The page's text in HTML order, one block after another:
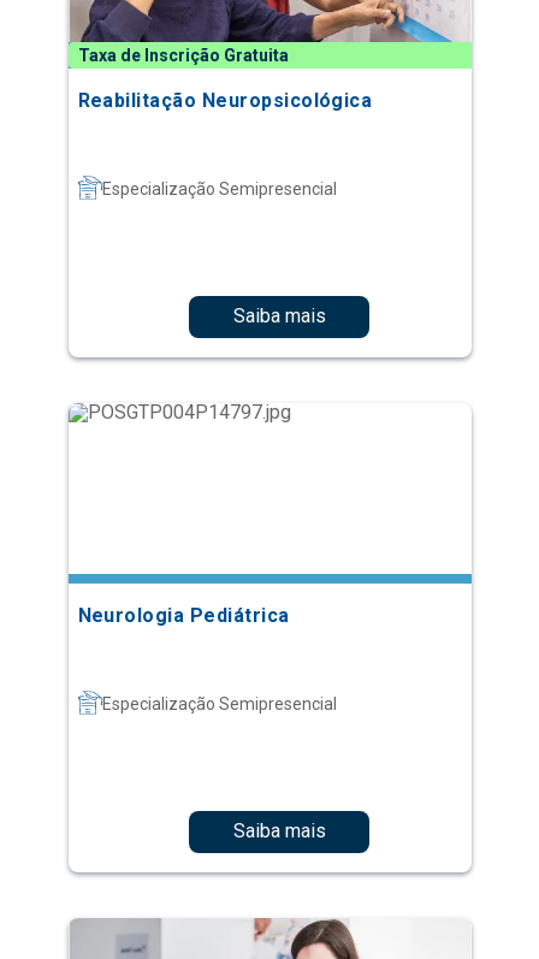
Taxa de Inscrição Gratuita
Reabilitação Neuropsicológica
Especialização Semipresencial
Saiba mais
Neurologia Pediátrica
Especialização Semipresencial
Saiba mais